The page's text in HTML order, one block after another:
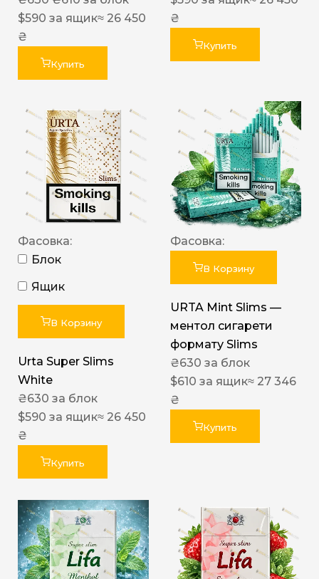
$590 за ящик≈ 26 450
₴
Купить
₴
Купить
Фасовка:
Блок
Ящик
В Корзину
Urta Super Slims
White
₴630 за блок
$590 за ящик≈ 26 450
₴
Купить
Фасовка:
В Корзину
URTA Mint Slims —
ментол сигарети
формату Slims
₴630 за блок
$610 за ящик≈ 27 346
₴
Купить